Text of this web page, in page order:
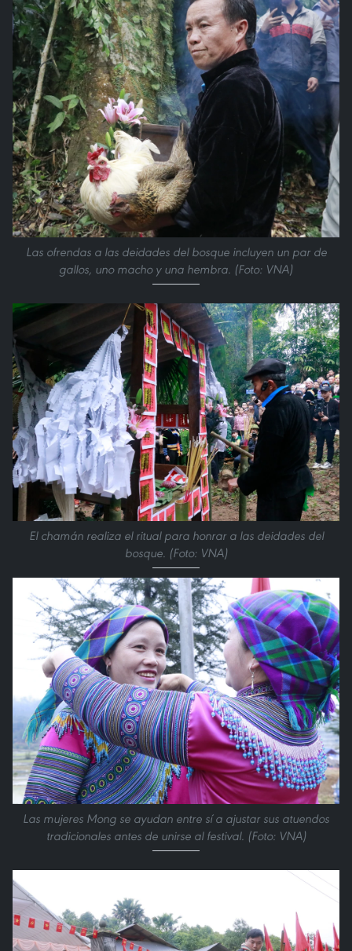
Las ofrendas a las deidades del bosque incluyen un par de
gallos, uno macho y una hembra. (Foto: VNA)
El chamán realiza el ritual para honrar a las deidades del
bosque. (Foto: VNA)
Las mujeres Mong se ayudan entre sí a ajustar sus atuendos
tradicionales antes de unirse al festival. (Foto: VNA)